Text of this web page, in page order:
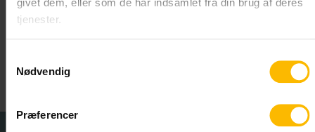
tjenester.
Nødvendig
Præferencer
I samarbejde med HF & VUC Nordsjælland har
Entreprenørfirmaet Nordkysten A/S gennemført